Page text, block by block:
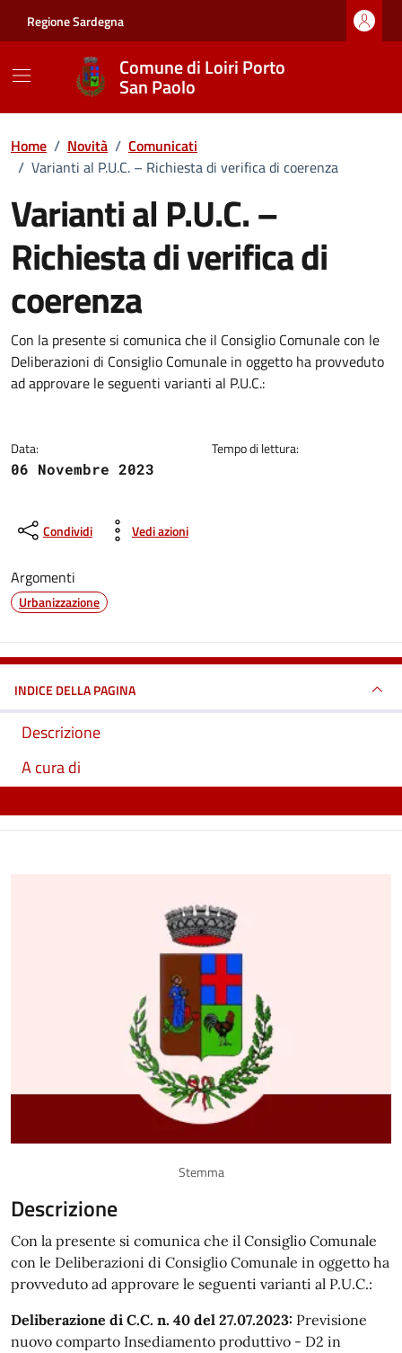
Regione Sardegna
Comune di Loiri Porto
San Paolo
Home / Novità / Comunicati
/ Varianti al P.U.C. – Richiesta di verifica di coerenza
Varianti al P.U.C. –
Richiesta di verifica di
coerenza
Dettagli della notizia
Con la presente si comunica che il Consiglio Comunale con le
Deliberazioni di Consiglio Comunale in oggetto ha provveduto
ad approvare le seguenti varianti al P.U.C.:
Data:
06 Novembre 2023
Tempo di lettura:
Condividi Vedi azioni
Argomenti
Urbanizzazione
INDICE DELLA PAGINA
Descrizione
A cura di
Stemma
Descrizione
Con la presente si comunica che il Consiglio Comunale
con le Deliberazioni di Consiglio Comunale in oggetto ha
provveduto ad approvare le seguenti varianti al P.U.C.:
Deliberazione di C.C. n. 40 del 27.07.2023: Previsione
nuovo comparto Insediamento produttivo - D2 in